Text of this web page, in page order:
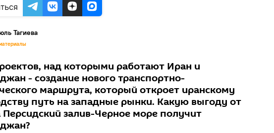
Тагиева
над которыми работают Иран и
- создание нового транспортно-
маршрута, который откроет иранскому
путь на западные рынки. Какую выгоду от
Персидский залив-Черное море получит